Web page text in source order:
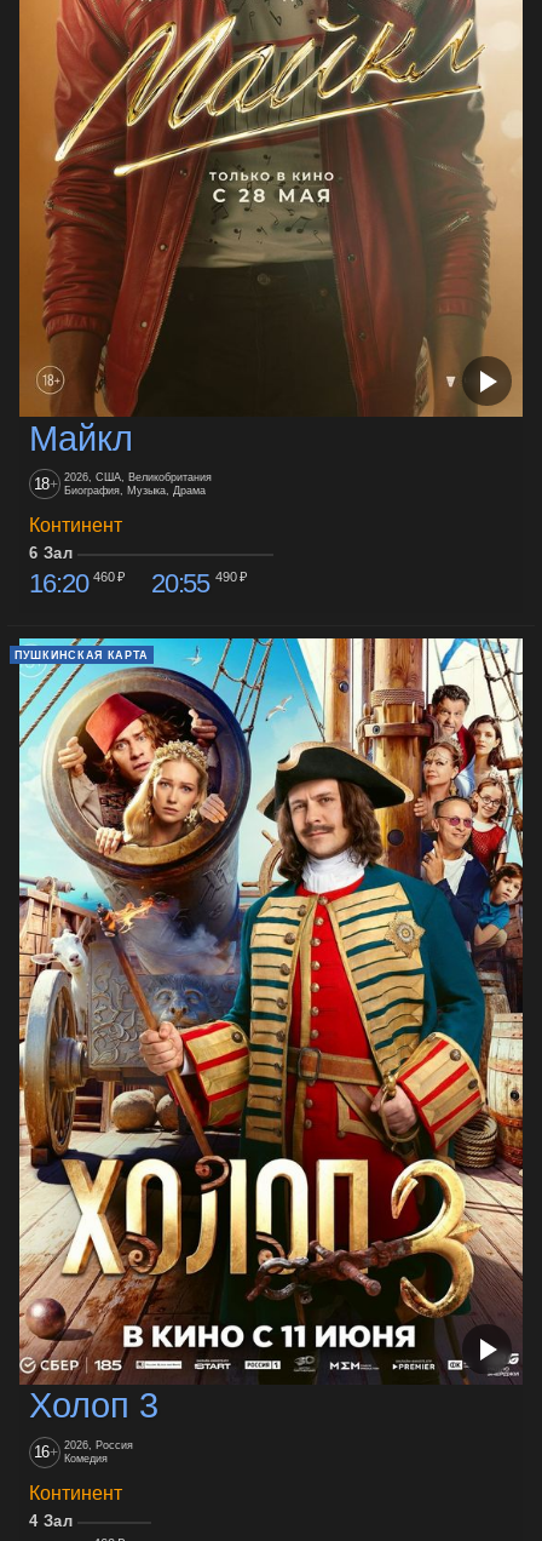
Майкл
18+ 2026, США, Великобритания
Биография, Музыка, Драма
Континент
6 Зал
16:20 460 ₽ 20:55 490 ₽
ПУШКИНСКАЯ КАРТА
Холоп 3
16+ 2026, Россия
Комедия
Континент
4 Зал